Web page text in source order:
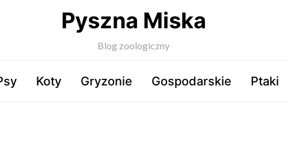
Pyszna Miska
Blog zoologiczny
Koty Gryzonie Gospodarskie Ptaki